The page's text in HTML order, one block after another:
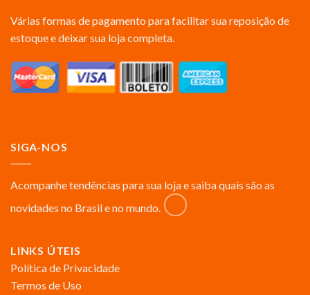
Várias formas de pagamento para facilitar sua reposição de
estoque e deixar sua loja completa.
SIGA-NOS
Acompanhe tendências para sua loja e saiba quais são as
novidades no Brasil e no mundo.
LINKS ÚTEIS
Política de Privacidade
Termos de Uso